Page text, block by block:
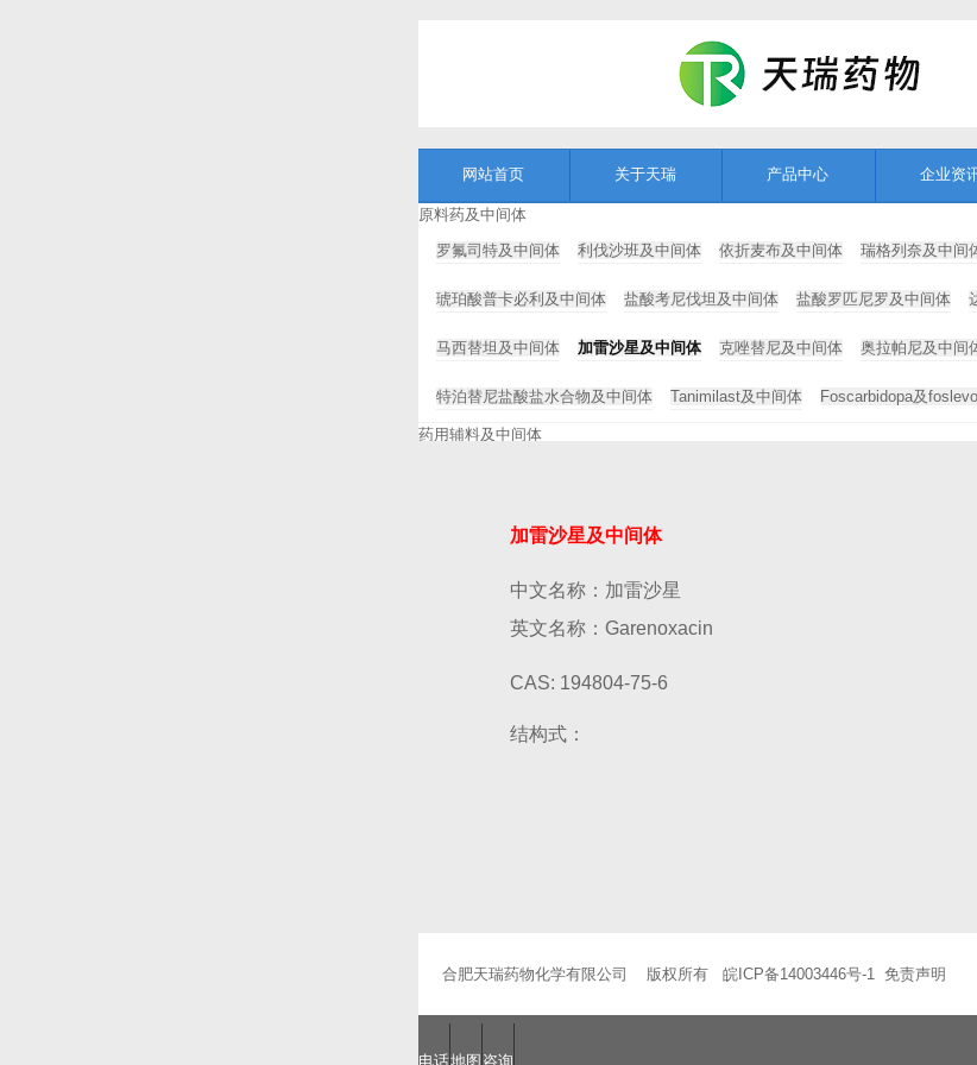
网站首页 关于天瑞 产品中心 企业资
原料药及中间体
罗氟司特及中间体
利伐沙班及中间体 依折麦布及中间体 瑞格列奈及中间
琥珀酸普卡必利及中间体 盐酸考尼伐坦及中间体 盐酸罗匹尼罗及中间体
马西替坦及中间体 加雷沙星及中间体 克唑替尼及中间体 奥拉帕尼及中间
特泊替尼盐酸盐水合物及中间体 Tanimilast及中间体 Foscarbidopa及
药用辅料及中间体
加雷沙星及中间体
中文名称：加雷沙星
英文名称：Garenoxacin
CAS: 194804-75-6
结构式：
合肥天瑞药物化学有限公司 版权所有 皖ICP备14003446号-1 免责声明
电话地图 咨询